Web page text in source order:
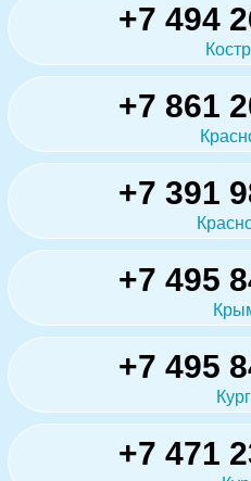
+7 494
+7 861
+7 391
+7 495
+7 495
+7 471